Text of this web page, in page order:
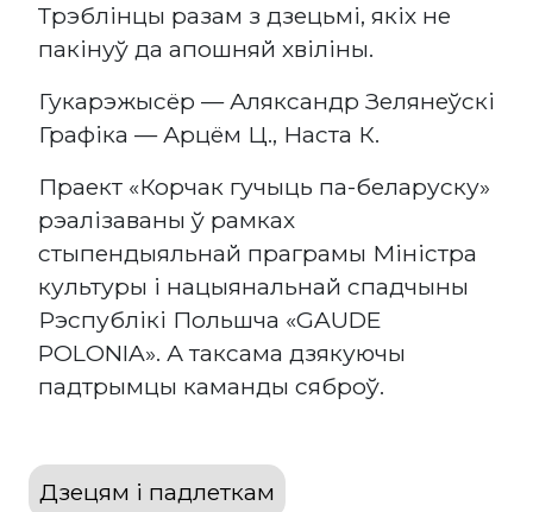
Трэблінцы разам з дзецьмі, якіх не
пакінуў да апошняй хвіліны.
Гукарэжысёр — Аляксандр Зелянеўскі
Графіка — Арцём Ц., Наста К.
Праект «Корчак гучыць па-беларуску»
рэалізаваны ў рамках
стыпендыяльнай праграмы Міністра
культуры і нацыянальнай спадчыны
Рэспублікі Польшча «GAUDE
POLONIA». А таксама дзякуючы
падтрымцы каманды сяброў.
Дзецям і падлеткам